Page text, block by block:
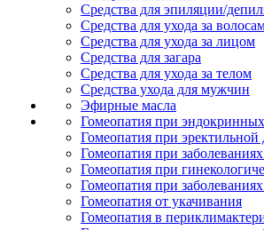
Средства для эпиляции/
Средства для ухода за
Средства для ухода за лицом
Средства для загара
Средства для ухода за телом
Средства ухода для мужчин
Эфирные масла
Гомеопатия при
Гомеопатия при
Гомеопатия при
Гомеопатия при
Гомеопатия при
Гомеопатия от укачивания
Гомеопатия в